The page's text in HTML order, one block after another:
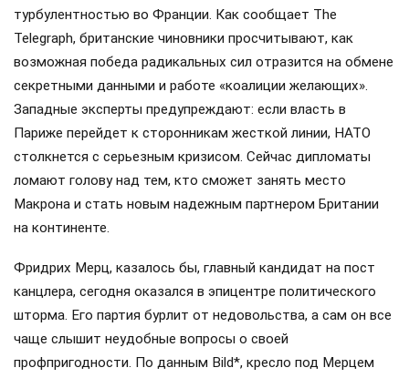
турбулентностью во Франции. Как сообщает The
Telegraph, британские чиновники просчитывают, как
возможная победа радикальных сил отразится на обмене
секретными данными и работе «коалиции желающих».
Западные эксперты предупреждают: если власть в
Париже перейдет к сторонникам жесткой линии, НАТО
столкнется с серьезным кризисом. Сейчас дипломаты
ломают голову над тем, кто сможет занять место
Макрона и стать новым надежным партнером Британии
на континенте.
Фридрих Мерц, казалось бы, главный кандидат на пост
канцлера, сегодня оказался в эпицентре политического
шторма. Его партия бурлит от недовольства, а сам он все
чаще слышит неудобные вопросы о своей
профпригодности. По данным Bild*, кресло под Мерцем